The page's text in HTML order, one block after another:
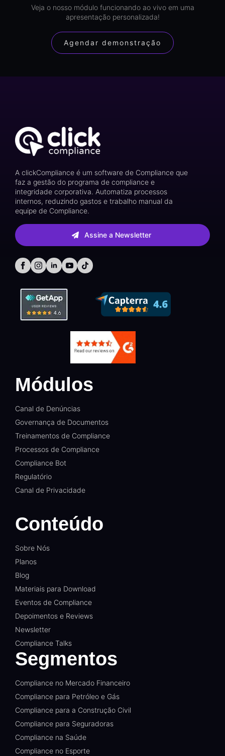
Veja o nosso módulo funcionando ao vivo em uma
apresentação personalizada!
Agendar demonstração
A clickCompliance é um software de Compliance que
faz a gestão do programa de compliance e
integridade corporativa. Automatiza processos
internos, reduzindo gastos e trabalho manual da
equipe de Compliance.
Assine a Newsletter
Módulos
Canal de Denúncias
Governança de Documentos
Treinamentos de Compliance
Processos de Compliance
Compliance Bot
Regulatório
Canal de Privacidade
Conteúdo
Sobre Nós
Planos
Blog
Materiais para Download
Eventos de Compliance
Depoimentos e Reviews
Newsletter
Compliance Talks
Segmentos
Compliance no Mercado Financeiro
Compliance para Petróleo e Gás
Compliance para a Construção Civil
Compliance para Seguradoras
Compliance na Saúde
Compliance no Esporte